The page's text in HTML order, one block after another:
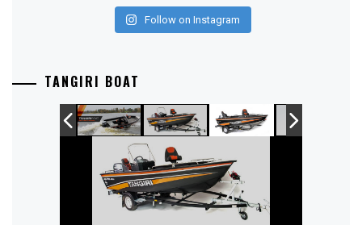
Follow on Instagram
TANGIRI BOAT